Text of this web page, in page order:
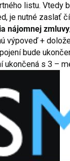
listu.
je nutné zaslať
nájomnej
výpoveď +
bude
ukončená s 3 –